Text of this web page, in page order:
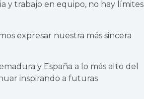
y trabajo en equipo, no hay límites
expresar nuestra más sincera
y España a lo más alto del
inspirando a futuras